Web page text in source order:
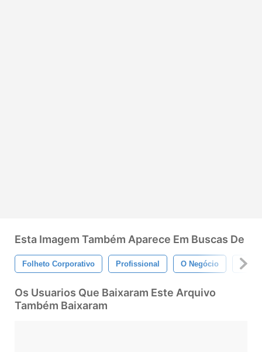
Esta Imagem Também Aparece Em Buscas De
Folheto Corporativo Profissional O Negócio
Os Usuarios Que Baixaram Este Arquivo
Também Baixaram